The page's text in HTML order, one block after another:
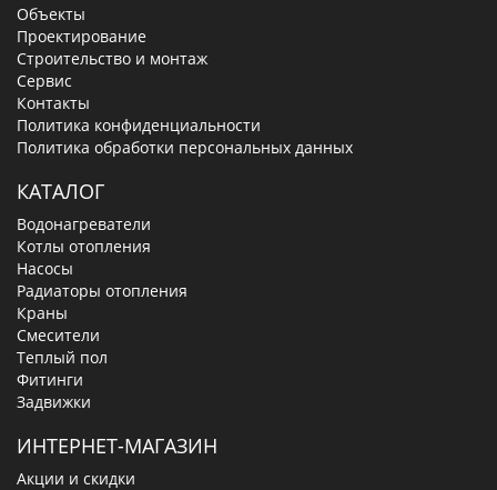
Объекты
Проектирование
Строительство и монтаж
Сервис
Контакты
Политика конфиденциальности
Политика обработки персональных данных
КАТАЛОГ
Водонагреватели
Котлы отопления
Насосы
Радиаторы отопления
Краны
Смесители
Теплый пол
Фитинги
Задвижки
ИНТЕРНЕТ-МАГАЗИН
Акции и скидки